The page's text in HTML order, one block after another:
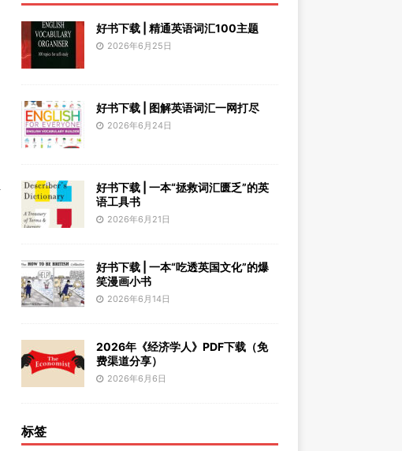
好书下载 | 精通英语词汇100主题
2026年6月25日
好书下载 | 图解英语词汇一网打尽
2026年6月24日
好书下载 | 一本“拯救词汇匮乏”的英
语工具书
2026年6月21日
好书下载 | 一本“吃透英国文化”的爆
笑漫画小书
2026年6月14日
2026年《经济学人》PDF下载（免
费渠道分享）
2026年6月6日
标签